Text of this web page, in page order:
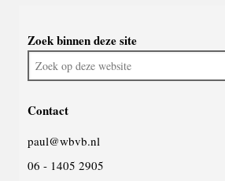
algemeen
Zoek binnen deze site
Zoek
op
website
Contact
paul@wbvb.nl
06 - 1405 2905